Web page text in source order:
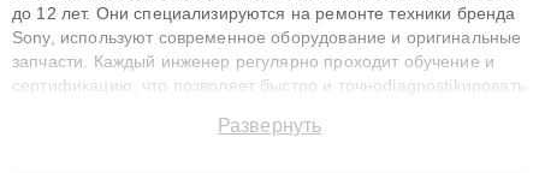
до 12 лет. Они специализируются на ремонте техники бренда
Sony, используют современное оборудование и оригинальные
запчасти. Каждый инженер регулярно проходит обучение и
сертификацию, что позволяет быстро и точноdiagnostikировать
до 3 лет. Наши мастера решают сложные случаи: от замены
Развернуть